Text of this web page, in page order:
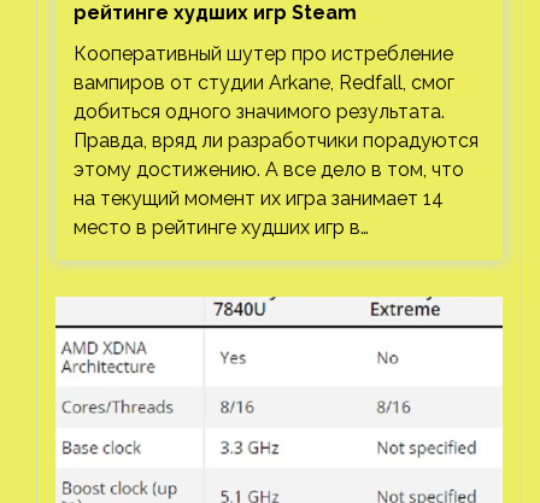
рейтинге худших игр Steam
Кооперативный шутер про истребление
вампиров от студии Arkane, Redfall, смог
добиться одного значимого результата.
Правда, вряд ли разработчики порадуются
этому достижению. А все дело в том, что
на текущий момент их игра занимает 14
место в рейтинге худших игр в…